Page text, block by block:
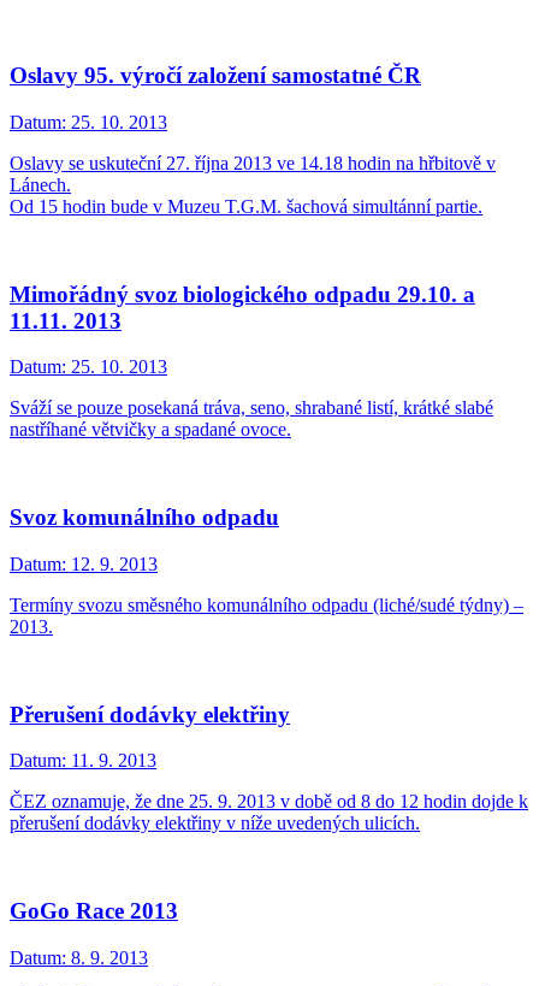
Oslavy 95. výročí založení samostatné ČR
Datum: 25. 10. 2013
Oslavy se uskuteční 27. října 2013 ve 14.18 hodin na hřbitově v
Lánech.
Od 15 hodin bude v Muzeu T.G.M. šachová simultánní partie.
Mimořádný svoz biologického odpadu 29.10. a
11.11. 2013
Datum: 25. 10. 2013
Sváží se pouze posekaná tráva, seno, shrabané listí, krátké slabé
nastříhané větvičky a spadané ovoce.
Svoz komunálního odpadu
Datum: 12. 9. 2013
Termíny svozu směsného komunálního odpadu (liché/sudé týdny) –
2013.
Přerušení dodávky elektřiny
Datum: 11. 9. 2013
ČEZ oznamuje, že dne 25. 9. 2013 v době od 8 do 12 hodin dojde k
přerušení dodávky elektřiny v níže uvedených ulicích.
GoGo Race 2013
Datum: 8. 9. 2013